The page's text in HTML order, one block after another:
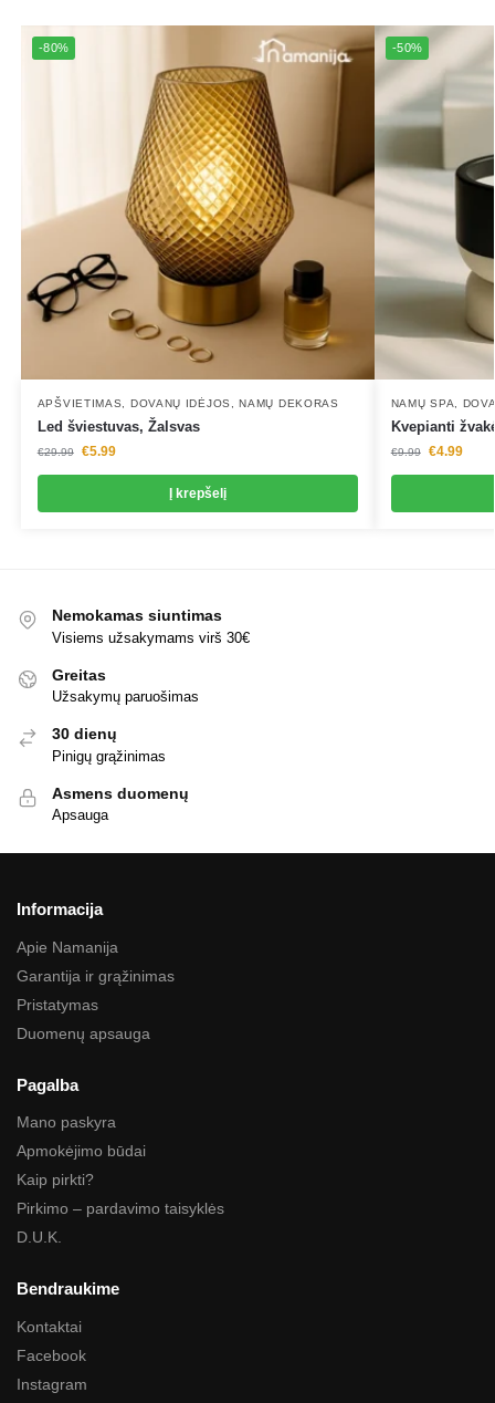
-80%
APŠVIETIMAS, DOVANŲ IDĖJOS , NAMŲ DEKORAS
Led šviestuvas, Žalsvas
€29.99 €5.99
Į krepšelį
-50%
NAMŲ SPA,
Kvepianti
€9.99 €4.99
Nemokamas siuntimas
Visiems užsakymams virš 30€
Greitas
Užsakymų paruošimas
30 dienų
Pinigų grąžinimas
Asmens duomenų
Apsauga
Informacija
Apie Namanija
Garantija ir grąžinimas
Pristatymas
Duomenų apsauga
Pagalba
Mano paskyra
Apmokėjimo būdai
Kaip pirkti?
Pirkimo – pardavimo taisyklės
D.U.K.
Bendraukime
Kontaktai
Facebook
Instagram